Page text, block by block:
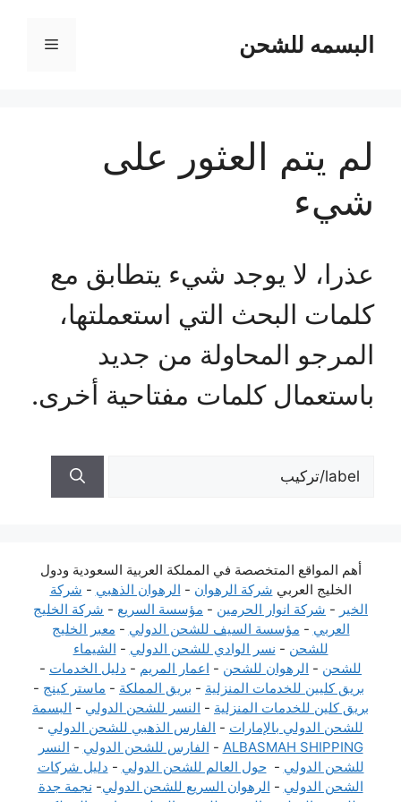
المحتوىالبسمه للشحن القائمة
لم يتم العثور على
شيء
عذرا، لا يوجد شيء يتطابق مع
كلمات البحث التي استعملتها،
المرجو المحاولة من جديد
باستعمال كلمات مفتاحية أخرى.
البحث
عن:
أهم المواقع المتخصصة في المملكة العربية السعودية ودول
الخليج العربي شركة الرهوان - الرهوان الذهبي - شركة
الخير - شركة انوار الحرمين - مؤسسة السريع - شركة الخليج
العربي - مؤسسة السيف للشحن الدولي - معبر الخليج
للشحن - نسر الوادي للشحن الدولي - الشيماء
للشحن - الرهوان للشحن - اعمار المريم - دليل الخدمات -
بريق كليين للخدمات المنزلية - بريق المملكة - ماستر كينج -
بريق كلين للخدمات المنزلية - النسر للشحن الدولي - البسمة
للشحن الدولي بالإمارات - الفارس الذهبي للشحن الدولي -
ALBASMAH SHIPPING
- الفارس للشحن الدولي - النسر
للشحن الدولي -حول العالم للشحن الدولي - دليل شركات
الشحن الدولي - الرهوان السريع للشحن الدولي- نجمة جدة